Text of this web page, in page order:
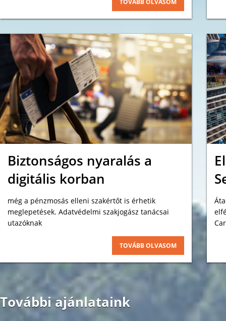
ország minden pontjáról vonzza a gyógyulni és
pihenni vágyókat.
TOVÁBB OLVASOM
Biztonságos nyaralás a
digitális korban
még a pénzmosás elleni szakértőt is érhetik
meglepetések. Adatvédelmi szakjogász tanácsai
utazóknak
TOVÁBB OLVASOM
További ajánlataink